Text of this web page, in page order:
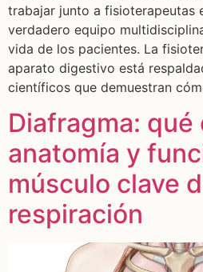
trabajar junto a fisioterapeutas
verdadero equipo
vida de los pacientes. La
aparato digestivo está
científicos que demuestran
Diafragma: qué
anatomía y
músculo clave
respiración